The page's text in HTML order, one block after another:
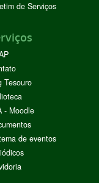
de Serviços
Tesouro
- Moodle
de eventos